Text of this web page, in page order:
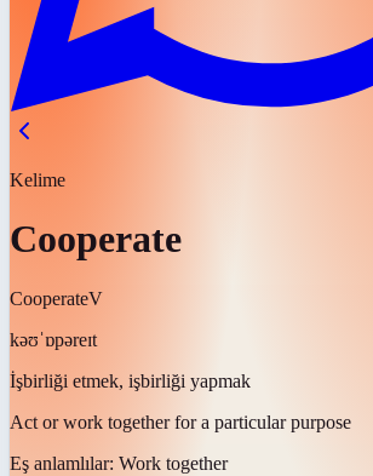
Kelime
Cooperate
CooperateV
kəʊˈɒpəreɪt
İşbirliği etmek, işbirliği yapmak
Act or work together for a particular purpose
Eş anlamlılar: Work together